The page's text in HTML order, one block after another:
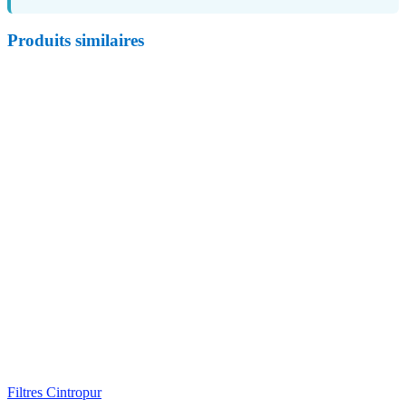
Produits similaires
Filtres Cintropur